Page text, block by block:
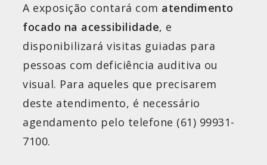
A exposição contará com atendimento
focado na acessibilidade, e
disponibilizará visitas guiadas para
pessoas com deficiência auditiva ou
visual. Para aqueles que precisarem
deste atendimento, é necessário
agendamento pelo telefone (61) 99931-
7100.